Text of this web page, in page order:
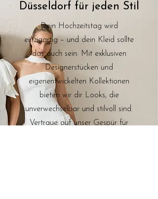
Düsseldorf für jeden Stil
Dein Hochzeitstag wird
einzigartig – und dein Kleid sollte
das auch sein. Mit exklusiven
Designerstücken und
eigenentwickelten Kollektionen
bieten wir dir Looks, die
unverwechselbar und stilvoll sind.
Vertraue auf unser Gespür für